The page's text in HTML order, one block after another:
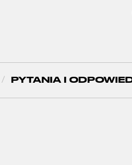
/ PYTANIA I